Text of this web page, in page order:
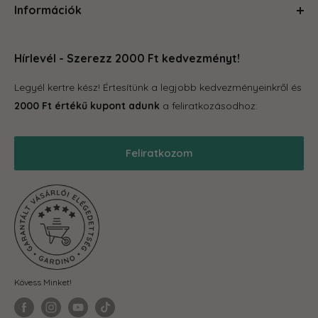
megteszünk mindent, hogy a kertészkedés egyszerű és
hogy megleld amire vágysz.
Kerti kiegészítők
Otthon és konyha
Grill
Téli termékek
Fit-out cégeknek
Információk
Kapcsolat
Gardino Hűségprogram
Adatkezelési Tájékoztató
Visszaküldés és elállás
Hírlevél - Szerezz 2000 Ft kedvezményt!
Legyél kertre kész! Értesítünk a legjobb kedvezményeinkről és
2000 Ft értékű kupont adunk a feliratkozásodhoz:
Feliratkozom
Kövess Minket!